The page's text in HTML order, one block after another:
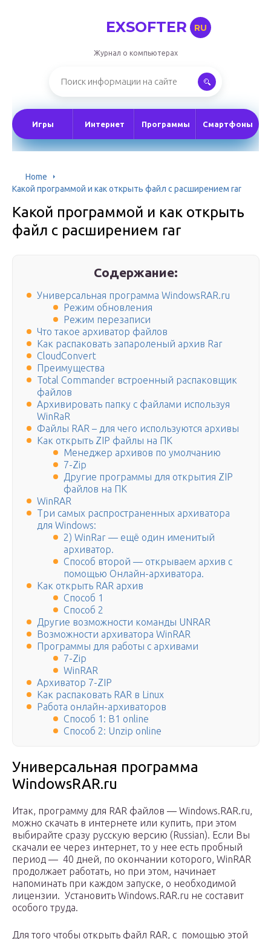
EXSOFTER RU
Журнал о компьютерах
Игры Интернет Программы Смартфоны
Home
Какой программой и как открыть файл с расширением rar
Какой программой и как открыть
файл с расширением rar
Содержание:
Универсальная программа WindowsRAR.ru
Режим обновления
Режим перезаписи
Что такое архиватор файлов
Как распаковать запароленый архив Rar
CloudConvert
Преимущества
Total Commander встроенный распаковщик
файлов
Архивировать папку с файлами используя
WinRaR
Файлы RAR – для чего используются архивы
Как открыть ZIP файлы на ПК
Менеджер архивов по умолчанию
7-Zip
Другие программы для открытия ZIP
файлов на ПК
WinRAR
Три самых распространенных архиватора
для Windows:
2) WinRar — ещё один именитый
архиватор.
Способ второй — открываем архив с
помощью Онлайн-архиватора.
Как открыть RAR архив
Способ 1
Способ 2
Другие возможности команды UNRAR
Возможности архиватора WinRAR
Программы для работы с архивами
7-Zip
WinRAR
Архиватор 7-ZIP
Как распаковать RAR в Linux
Работа онлайн-архиваторов
Способ 1: B1 online
Способ 2: Unzip online
Универсальная программа
WindowsRAR.ru
Итак, программу для RAR файлов — Windows.RAR.ru,
можно скачать в интернете или купить, при этом
выбирайте сразу русскую версию (Russian). Если Вы
скачали ее через интернет, то у нее есть пробный
период — 40 дней, по окончании которого, WinRAR
продолжает работать, но при этом, начинает
напоминать при каждом запуске, о необходимой
лицензии. Установить Windows.RAR.ru не составит
особого труда.
Для того чтобы открыть файл RAR, c помощью этой